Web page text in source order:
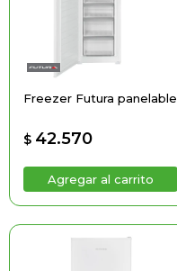
Freezer Futura panelable
$ 42.570